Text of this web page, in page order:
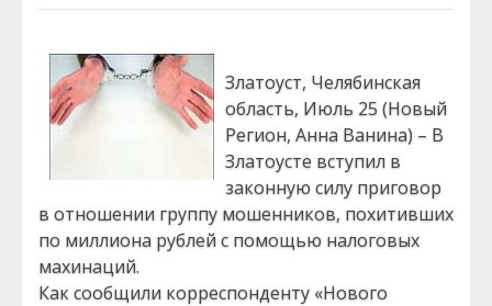
Златоуст, Челябинская
область, Июль 25 (Новый
Регион, Анна Ванина) – В
Златоусте вступил в
законную силу приговор
в отношении группу мошенников, похитивших
по миллиона рублей с помощью налоговых
махинаций.
Как сообщили корреспонденту «Нового